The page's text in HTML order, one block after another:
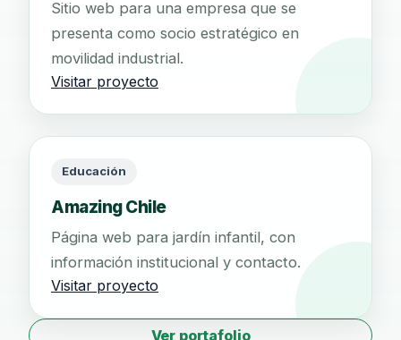
Sitio web para una empresa que se
presenta como socio estratégico en
movilidad industrial.
Visitar proyecto
Educación
Amazing Chile
Página web para jardín infantil, con
información institucional y contacto.
Visitar proyecto
Ver portafolio